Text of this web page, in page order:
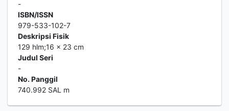
-
ISBN/ISSN
979-533-102-7
Deskripsi Fisik
129 hlm;16 x 23 cm
Judul Seri
-
No. Panggil
740.992 SAL m